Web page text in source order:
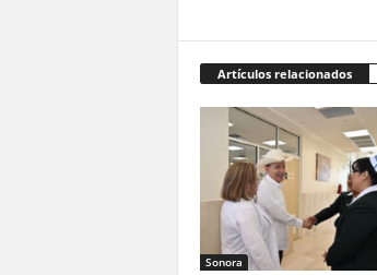
Artículos relacionados
Sonora